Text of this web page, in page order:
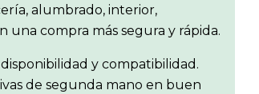
alumbrado, interior,
compra más segura y rápida.
y compatibilidad.
de segunda mano en buen